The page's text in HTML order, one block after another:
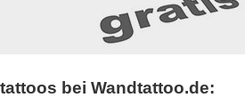
bei Wandtattoo.de: